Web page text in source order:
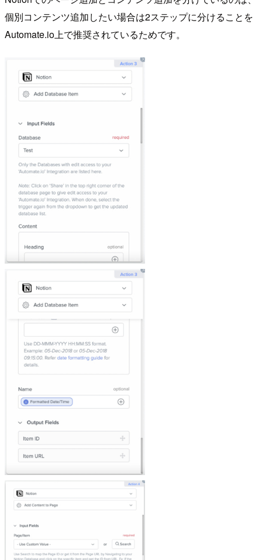
個別コンテンツ追加したい場合は2ステップに分けることを
Automate.io上で推奨されているためです。